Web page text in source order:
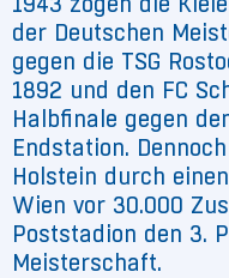
der Deutschen
gegen die TSG
1892 und den FC
Halbfinale gegen
Endstation.
Holstein durch
Wien vor 30.000
Poststadion den 3.
Meisterschaft.